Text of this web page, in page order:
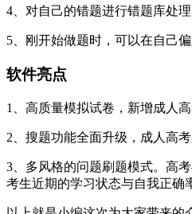
4、对自己的错题进行错题库处
5、刚开始做题时，可以在自己
软件亮点
1、高质量模拟试卷，新增成人
2、搜题功能全面升级，成人高
3、多风格的问题刷题模式。高
考生近期的学习状态与自我正确